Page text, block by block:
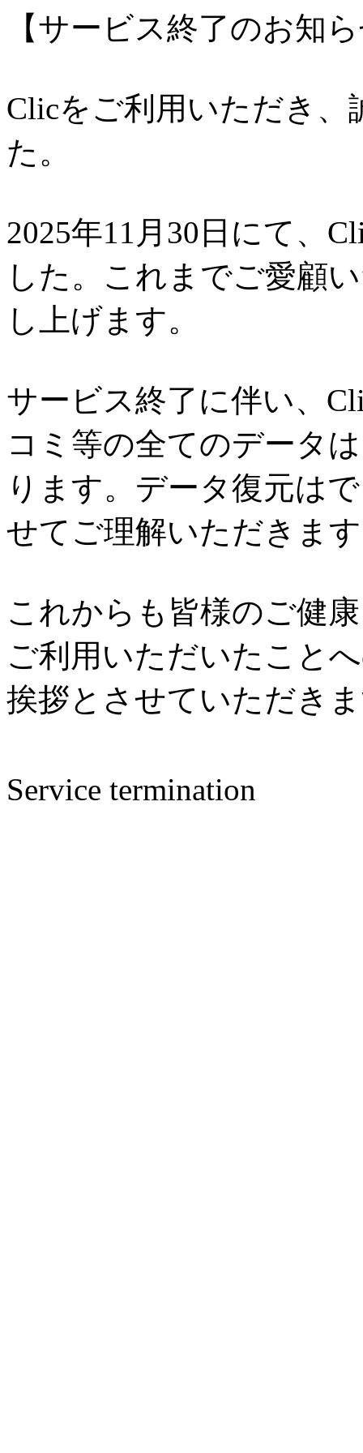
【サービス終了のお知
Clicをご利用いただき
た。
2025年11月30日にて、
した。これまでご愛顧
し上げます。
サービス終了に伴い、
コミ等の全てのデータ
ります。データ復元は
せてご理解いただきま
これからも皆様のご健
ご利用いただいたこと
挨拶とさせていただき
Service termination